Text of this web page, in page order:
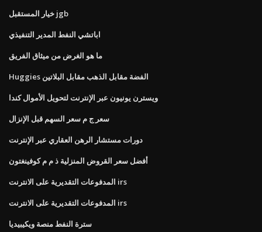
خيار المستقبل jgb
اباتشي النفط المدير التنفيذي
ما هو الغرض من ميثاق الفريق
Huggies الفضة مقابل الذهب مقابل البلاتين
ويسترن يونيون عبر الإنترنت لتحويل الأموال كندا
سعر ج م سعر السهم قبل الإنزال
دورات مستشار الرهن العقاري عبر الإنترنت
أفضل سعر القروض المنزلية ذ م م كوفينغتون
المدفوعات التقديرية على الانترنت irs
المدفوعات التقديرية على الانترنت irs
سترة النفط منصة ويكيبيديا